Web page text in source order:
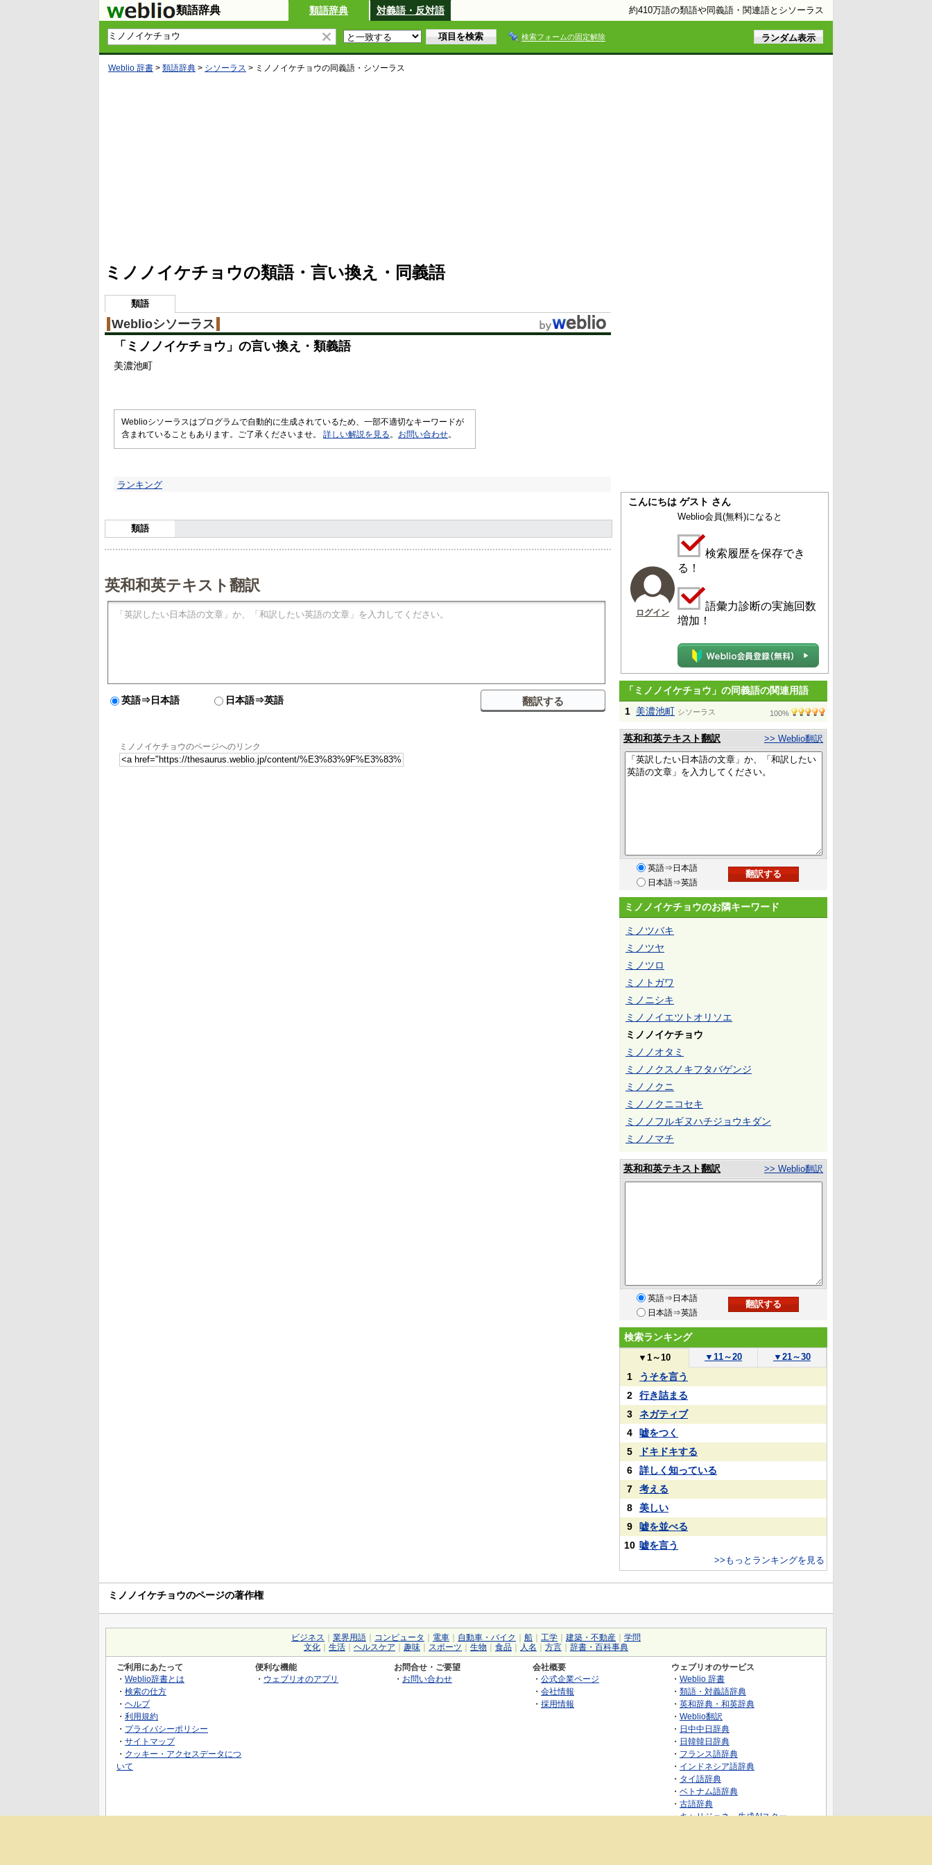
類語辞典 類語辞典 対義語・反対語 約410万語の類語や同義語・関連語とシソーラス
検索フォームの固定解除
Weblio 辞書 > 類語辞典 > シソーラス > ミノノイケチョウの同義語・シソーラス
4
1
.
%
ミノノイケチョウの類語・言い換え・同義語
類語
Weblioシソーラス
「 ミノノイケチョウ 」の言い換え・類義語
美濃池町
Weblioシソーラスはプログラムで自動的に生成されているため、一部不適切なキーワードが
含まれていることもあります。ご了承くださいませ。 詳しい解説を見る 。 お問い合わせ。
ランキング
類語
英和和英テキスト翻訳
英語⇒日本語 日本語⇒英語
ミノノイケチョウのページへのリンク
こんにちは ゲスト さん
ログイン
Weblio会員(無料)になると
検索履歴を保存でき
る！
語彙力診断の実施回数
増加！
「ミノノイケチョウ」の同義語の関連用語
1 美濃池町 シソーラス 100%
英和和英テキスト翻訳 >> Weblio翻訳
英語⇒日本語
日本語⇒英語
ミノノイケチョウのお隣キーワード
ミノツバキ
ミノツヤ
ミノツロ
ミノトガワ
ミノニシキ
ミノノイエツトオリソエ
ミノノイケチョウ
ミノノオタミ
ミノノクスノキフタバゲンジ
ミノノクニ
ミノノクニコセキ
ミノノフルギヌハチジョウキダン
ミノノマチ
英和和英テキスト翻訳 >> Weblio翻訳
英語⇒日本語
日本語⇒英語
検索ランキング
▼ 1～10 ▼ 11～20 ▼ 21～30
1
うそを言う
2
行き詰まる
3
ネガティブ
4
嘘をつく
5
ドキドキする
6
詳しく知っている
7
考える
8
美しい
9
嘘を並べる
10 嘘を言う
>>もっとランキングを見る
ミノノイケチョウのページの著作権
ビジネス 業界用語 コンピュータ 電車 自動車・バイク 船 工学 建築・不動産
学問
文化
生活 ヘルスケア 趣味 スポーツ 生物 食品 人名 方言 辞書・百科事典
ご利用にあたって
・ Weblio辞書とは
・ 検索の仕方
・ ヘルプ
・ 利用規約
・ プライバシーポリシー
・ サイトマップ
・ クッキー・アクセスデータにつ
いて
便利な機能
・ ウェブリオのアプリ
お問合せ・ご要望
・ お問い合わせ
会社概要
・ 公式企業ページ
・ 会社情報
・ 採用情報
ウェブリオのサービス
・ Weblio 辞書
・ 類語・対義語辞典
・ 英和辞典・和英辞典
・ Weblio翻訳
・ 日中中日辞典
・ 日韓韓日辞典
・ フランス語辞典
・ インドネシア語辞典
・ タイ語辞典
・ ベトナム語辞典
・ 古語辞典
・キャリジェネ～生成AIスクー